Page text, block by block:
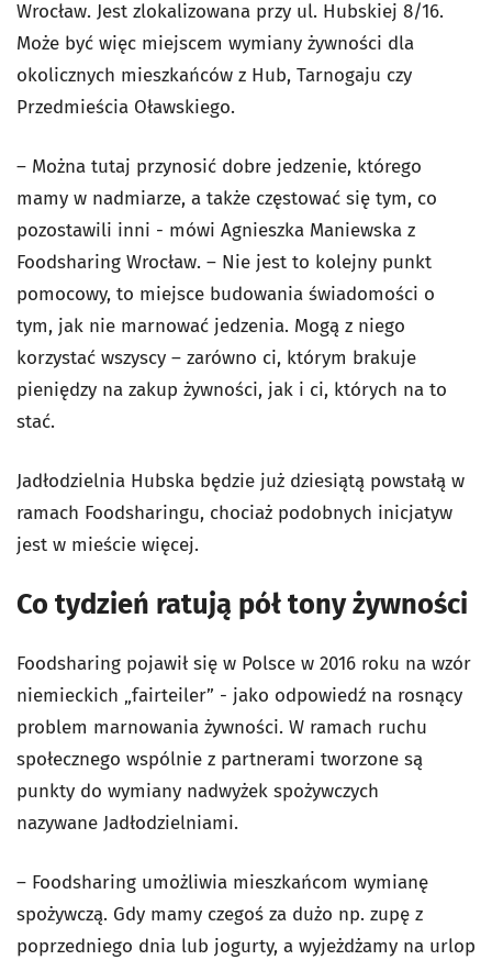
Wrocław. Jest zlokalizowana przy ul. Hubskiej 8/16.
Może być więc miejscem wymiany żywności dla
okolicznych mieszkańców z Hub, Tarnogaju czy
Przedmieścia Oławskiego.
– Można tutaj przynosić dobre jedzenie, którego
mamy w nadmiarze, a także częstować się tym, co
pozostawili inni - mówi Agnieszka Maniewska z
Foodsharing Wrocław. – Nie jest to kolejny punkt
pomocowy, to miejsce budowania świadomości o
tym, jak nie marnować jedzenia. Mogą z niego
korzystać wszyscy – zarówno ci, którym brakuje
pieniędzy na zakup żywności, jak i ci, których na to
stać.
Jadłodzielnia Hubska będzie już dziesiątą powstałą w
ramach Foodsharingu, chociaż podobnych inicjatyw
jest w mieście więcej.
Co tydzień ratują pół tony żywności
Foodsharing pojawił się w Polsce w 2016 roku na wzór
niemieckich „fairteiler” - jako odpowiedź na rosnący
problem marnowania żywności. W ramach ruchu
społecznego wspólnie z partnerami tworzone są
punkty do wymiany nadwyżek spożywczych
nazywane Jadłodzielniami.
– Foodsharing umożliwia mieszkańcom wymianę
spożywczą. Gdy mamy czegoś za dużo np. zupę z
poprzedniego dnia lub jogurty, a wyjeżdżamy na urlop